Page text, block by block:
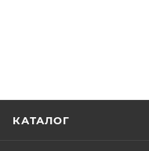
КАТАЛОГ